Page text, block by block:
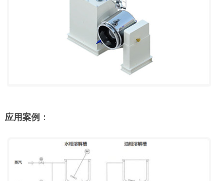
应用案例：